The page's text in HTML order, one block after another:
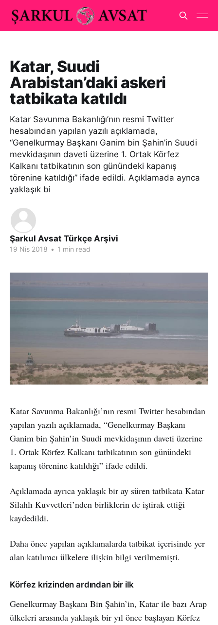
Katar, Suudi
Arabistan’daki askeri
tatbikata katıldı
Katar Savunma Bakanlığı’nın resmi Twitter
hesabından yapılan yazılı açıklamada,
“Genelkurmay Başkanı Ganim bin Şahin’in Suudi
mevkidaşının daveti üzerine 1. Ortak Körfez
Kalkanı tatbikatının son günündeki kapanış
törenine katıldığı” ifade edildi. Açıklamada ayrıca
yaklaşık bi
Şarkul Avsat Türkçe Arşivi
19 Nis 2018 • 1 min read
Katar Savunma Bakanlığı’nın resmi Twitter hesabından
yapılan yazılı açıklamada, “Genelkurmay Başkanı
Ganim bin Şahin’in Suudi mevkidaşının daveti üzerine
1. Ortak Körfez Kalkanı tatbikatının son günündeki
kapanış törenine katıldığı” ifade edildi.
Açıklamada ayrıca yaklaşık bir ay süren tatbikata Katar
Silahlı Kuvvetleri’nden birliklerin de iştirak ettiği
kaydedildi.
Daha önce yapılan açıklamalarda tatbikat içerisinde yer
alan katılımcı ülkelere ilişkin bilgi verilmemişti.
Körfez krizinden ardından bir ilk
Genelkurmay Başkanı Bin Şahin’in, Katar ile bazı Arap
ülkeleri arasında yaklaşık bir yıl önce başlayan Körfez